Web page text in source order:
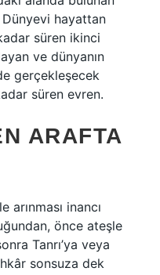
Dünyevi hayattan
süren ikinci
ve dünyanın
gerçekleşecek
süren evren.
ARAFTA
arınması inancı
önce ateşle
Tanrı’ya veya
sonsuza dek